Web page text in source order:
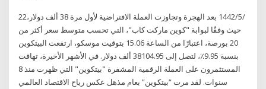
22‏‏/5‏‏/1442 بعد الهجرة وتجاوزت العملة الافتراضية لأول مرة 38 ألف دولار،
حيث وفقًا لبوابة "كوين ماركت كاب"، التي تحسب متوسط سعر أكثر من
20 بورصة، اعتبارًا من الساعة 15.06 بتوقيت موسكو، ارتفعت البيتكوين
بنسبة 9.95٪، لتصل إلى 38104.95 ألف دولار. في الأشهر الأخيرة، تهافت
المستثمرون على العملة الرقمية المشفرة "بيتكوين" التي ظهرت منذ 8
سنوات. لقد مرت “بيتكوين” بعام مذهل عكس رياح الاقتصاد العالمي